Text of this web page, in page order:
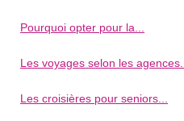
Pourquoi opter pour la...
Les voyages selon les agences...
Les croisières pour seniors...